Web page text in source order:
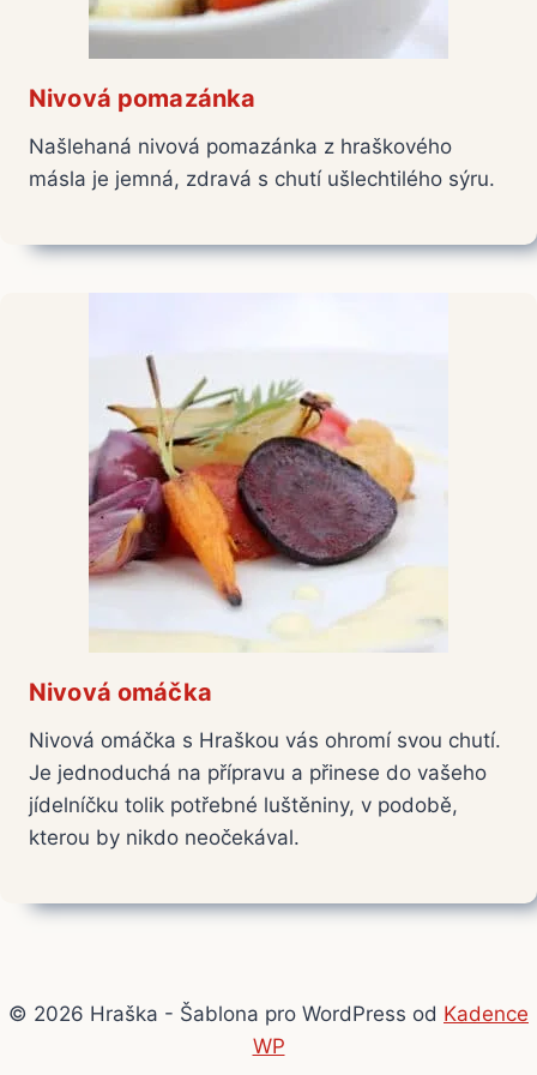
Nivová pomazánka
Našlehaná nivová pomazánka z hraškového
másla je jemná, zdravá s chutí ušlechtilého sýru.
Nivová omáčka
Nivová omáčka s Hraškou vás ohromí svou chutí.
Je jednoduchá na přípravu a přinese do vašeho
jídelníčku tolik potřebné luštěniny, v podobě,
kterou by nikdo neočekával.
© 2026 Hraška - Šablona pro WordPress od Kadence
WP